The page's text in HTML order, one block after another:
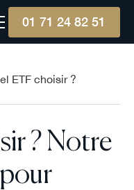
01 71 24 82 51
ETF choisir ?
? Notre